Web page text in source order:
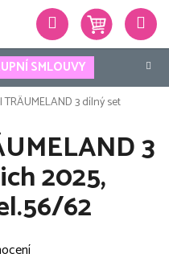
SMLOUVY
Hledat
TRÄUMELAND 3 dílný set
3
2025,
62